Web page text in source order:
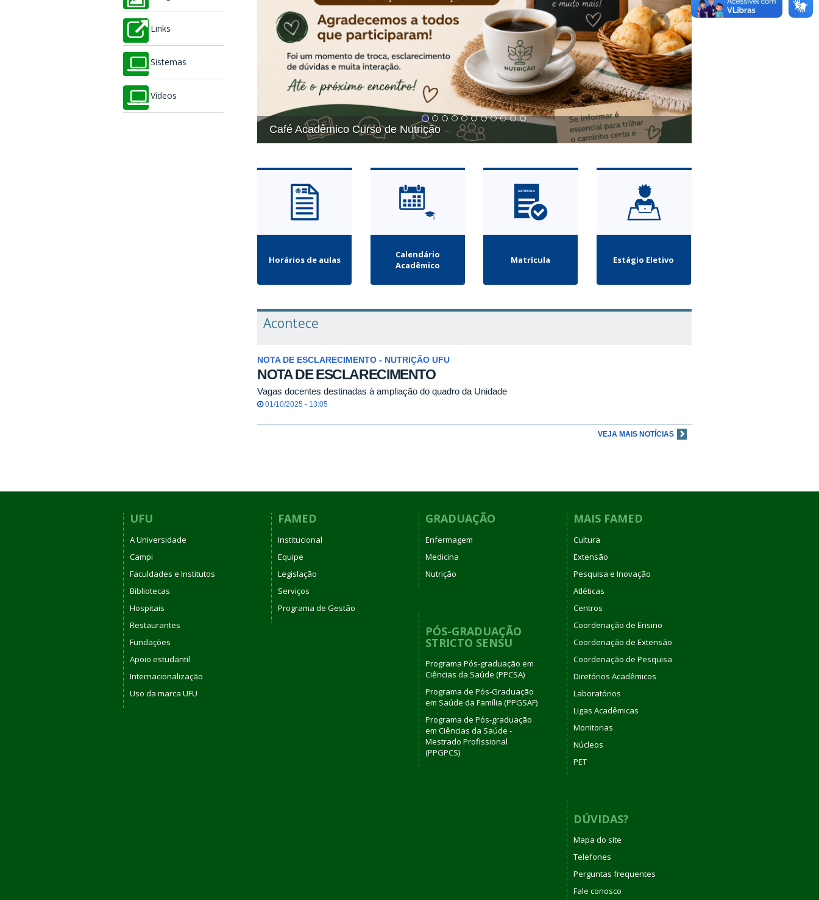
Links
Sistemas
Vídeos
Café Acadêmico Curso de Nutrição
Horários de aulas
Calendário
Acadêmico
Matrícula Estágio Eletivo
Acontece
NOTA DE ESCLARECIMENTO - NUTRIÇÃO UFU
NOTA DE ESCLARECIMENTO
Vagas docentes destinadas à ampliação do quadro da Unidade
01/10/2025 - 13:05
VEJA MAIS NOTÍCIAS
UFU
A Universidade
Campi
Faculdades e Institutos
Bibliotecas
Hospitais
Restaurantes
Fundações
Apoio estudantil
Internacionalização
Uso da marca UFU
FAMED
Institucional
Equipe
Legislação
Serviços
Programa de Gestão
GRADUAÇÃO
Enfermagem
Medicina
Nutrição
PÓS-GRADUAÇÃO
STRICTO SENSU
Programa Pós-graduação em
Ciências da Saúde (PPCSA)
Programa de Pós-Graduação
em Saúde da Família (PPGSAF)
Programa de Pós-graduação
em Ciências da Saúde -
Mestrado Profissional
(PPGPCS)
MAIS FAMED
Cultura
Extensão
Pesquisa e Inovação
Atléticas
Centros
Coordenação de Ensino
Coordenação de Extensão
Coordenação de Pesquisa
Diretórios Acadêmicos
Laboratórios
Ligas Acadêmicas
Monitorias
Núcleos
PET
DÚVIDAS?
Mapa do site
Telefones
Perguntas frequentes
Fale conosco